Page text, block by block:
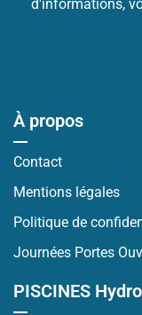
d'informations,
À propos
Contact
Mentions légales
Politique de
Journées Portes
PISCINES